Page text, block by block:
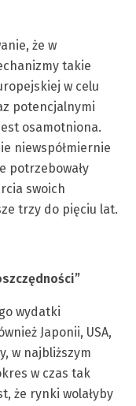
że w
takie
w celu
potencjalnymi
osamotniona.
niewspółmiernie
potrzebowały
swoich
trzy do pięciu lat.
wydatki
Japonii, USA,
w najbliższym
w czas tak
że rynki wolałyby